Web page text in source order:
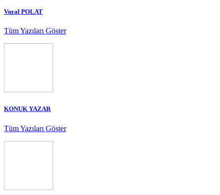
Vural POLAT
Tüm Yazıları Göster
KONUK YAZAR
Tüm Yazıları Göster